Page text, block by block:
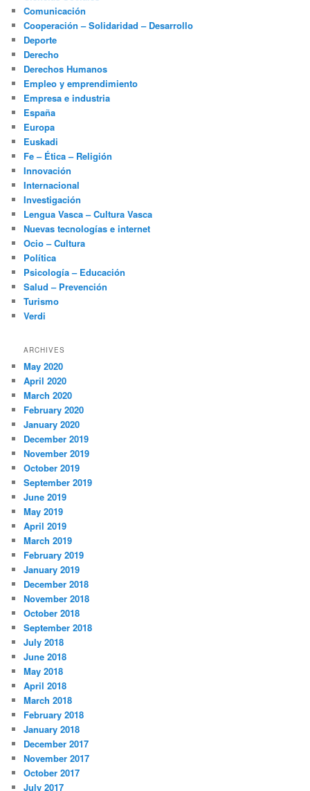
Comunicación
Cooperación – Solidaridad – Desarrollo
Deporte
Derecho
Derechos Humanos
Empleo y emprendimiento
Empresa e industria
España
Europa
Euskadi
Fe – Ética – Religión
Innovación
Internacional
Investigación
Lengua Vasca – Cultura Vasca
Nuevas tecnologías e internet
Ocio – Cultura
Política
Psicología – Educación
Salud – Prevención
Turismo
Verdi
ARCHIVES
May 2020
April 2020
March 2020
February 2020
January 2020
December 2019
November 2019
October 2019
September 2019
June 2019
May 2019
April 2019
March 2019
February 2019
January 2019
December 2018
November 2018
October 2018
September 2018
July 2018
June 2018
May 2018
April 2018
March 2018
February 2018
January 2018
December 2017
November 2017
October 2017
July 2017